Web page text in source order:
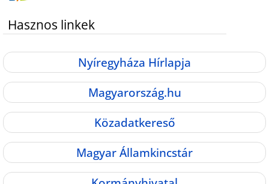
Hasznos linkek
Nyíregyháza Hírlapja
Magyarország.hu
Közadatkereső
Magyar Államkincstár